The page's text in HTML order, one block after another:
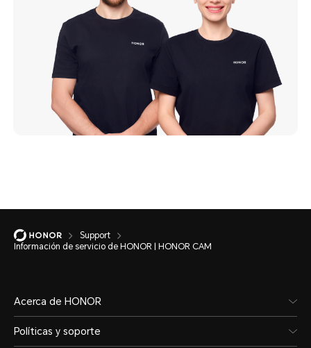
Support
Información de servicio de HONOR | HONOR CAM
Acerca de HONOR
Políticas y soporte